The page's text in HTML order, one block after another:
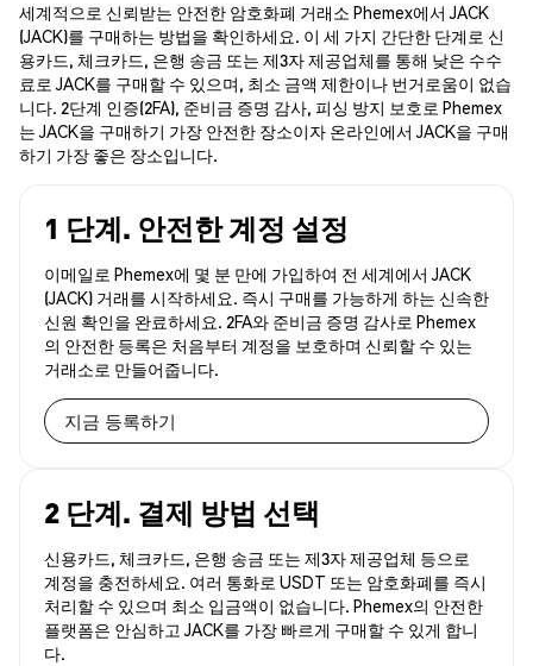
세계적으로 신뢰받는 안전한 암호화폐 거래소 Phemex에서 JACK
(JACK)를 구매하는 방법을 확인하세요. 이 세 가지 간단한 단계로 신
용카드, 체크카드, 은행 송금 또는 제3자 제공업체를 통해 낮은 수수
료로 JACK를 구매할 수 있으며, 최소 금액 제한이나 번거로움이 없습
니다. 2단계 인증(2FA), 준비금 증명 감사, 피싱 방지 보호로 Phemex
는 JACK을 구매하기 가장 안전한 장소이자 온라인에서 JACK을 구매
하기 가장 좋은 장소입니다.
1 단계. 안전한 계정 설정
이메일로 Phemex에 몇 분 만에 가입하여 전 세계에서 JACK
(JACK) 거래를 시작하세요. 즉시 구매를 가능하게 하는 신속한
신원 확인을 완료하세요. 2FA와 준비금 증명 감사로 Phemex
의 안전한 등록은 처음부터 계정을 보호하며 신뢰할 수 있는
거래소로 만들어줍니다.
지금 등록하기
2 단계. 결제 방법 선택
신용카드, 체크카드, 은행 송금 또는 제3자 제공업체 등으로
계정을 충전하세요. 여러 통화로 USDT 또는 암호화폐를 즉시
처리할 수 있으며 최소 입금액이 없습니다. Phemex의 안전한
플랫폼은 안심하고 JACK를 가장 빠르게 구매할 수 있게 합니
다.